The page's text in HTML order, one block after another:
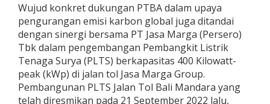
Wujud konkret dukungan PTBA dalam upaya
pengurangan emisi karbon global juga ditandai
dengan sinergi bersama PT Jasa Marga (Persero)
Tbk dalam pengembangan Pembangkit Listrik
Tenaga Surya (PLTS) berkapasitas 400 Kilowatt-
peak (kWp) di jalan tol Jasa Marga Group.
Pembangunan PLTS Jalan Tol Bali Mandara yang
telah diresmikan pada 21 September 2022 lalu,